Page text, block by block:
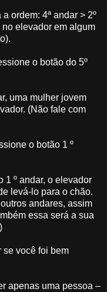
ordem: 4ª andar > 2º
elevador em algum
o botão do 5º
uma mulher jovem
(Não fale com
o botão 1 º
1 º andar, o elevador
levá-lo para o chão.
andares, assim
essa será a sua
se você foi bem
apenas uma pessoa –